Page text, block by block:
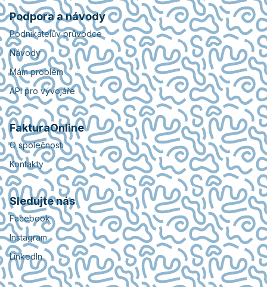
Podpora a návody
Podnikatelův průvodce
Návody
Mám problém
API pro vývojáře
FakturaOnline
O společnosti
Kontakty
Sledujte nás
Facebook
Instagram
LinkedIn